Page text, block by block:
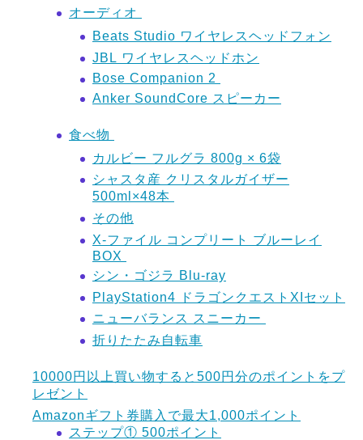
オーディオ
Beats Studio ワイヤレスヘッドフォン
JBL ワイヤレスヘッドホン
Bose Companion 2
Anker SoundCore スピーカー
食べ物
カルビー フルグラ 800g × 6袋
シャスタ産 クリスタルガイザー
500ml×48本
その他
X-ファイル コンプリート ブルーレイ
BOX
シン・ゴジラ Blu-ray
PlayStation4 ドラゴンクエストXIセット
ニューバランス スニーカー
折りたたみ自転車
10000円以上買い物すると500円分のポイントをプ
レゼント
Amazonギフト券購入で最大1,000ポイント
ステップ① 500ポイント